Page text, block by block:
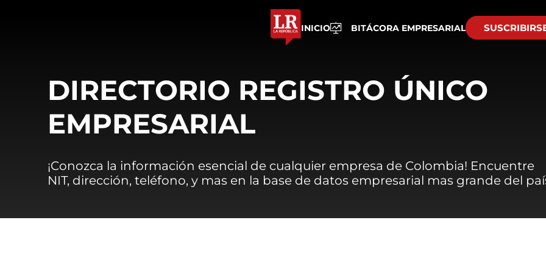
INICIO BITÁCORA EMPRESARIAL
DIRECTORIO REGISTRO ÚNICO
EMPRESARIAL
¡Conozca la información esencial de cualquier empresa de Colombia! Encuentre
NIT, dirección, teléfono, y mas en la base de datos empresarial mas grande del